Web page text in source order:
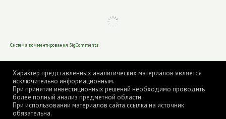
Система комментирования SigComments
Характер представленных аналитических материалов является
исключительно информационным.
При принятии инвестиционных решений необходимо проводить
более полный анализ предметной области.
При использовании материалов сайта ссылка на источник
обязательна.